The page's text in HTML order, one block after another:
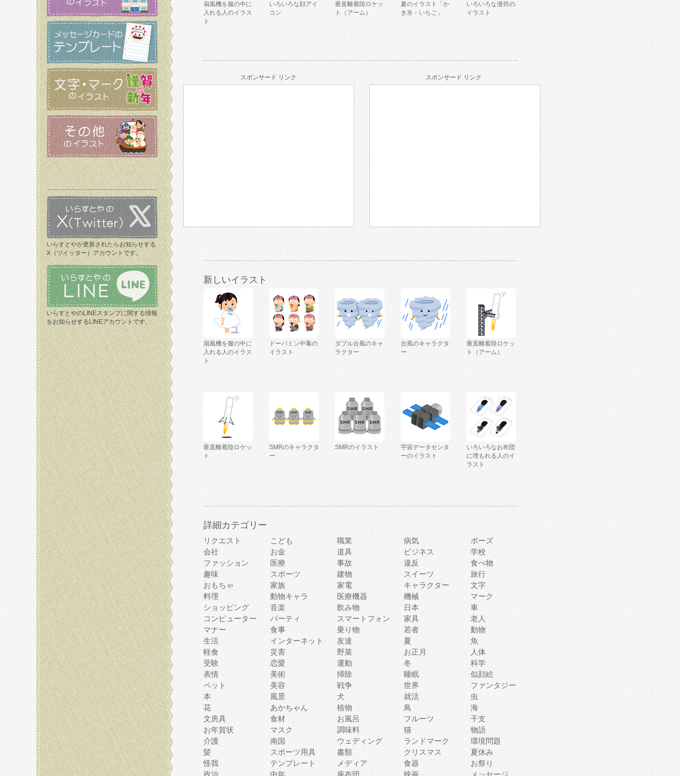
いらすとやが更新されたらお知らせする
X（ツイッター）アカウントです。
いらすとやのLINEスタンプに関する情報
をお知らせするLINEアカウントです。
扇風機を服の中に
入れる人のイラス
ト
いろいろな顔アイ
コン
垂直離着陸ロケッ
ト（アーム）
夏のイラスト「か
き氷・いちご」
いろいろな漫符の
イラスト
スポンサード リンク スポンサード リンク
新しいイラスト
扇風機を服の中に
入れる人のイラス
ト
ドーパミン中毒の
イラスト
ダブル台風のキャ
ラクター
台風のキャラクタ
ー
垂直離着陸ロケッ
ト（アーム）
垂直離着陸ロケッ
ト
SMRのキャラクタ
ー
SMRのイラスト
宇宙データセンタ
ーのイラスト
いろいろなお布団
に埋もれる人のイ
ラスト
詳細カテゴリー
リクエスト こども 職業 病気
ポーズ
会社
お金 道具 ビジネス
学校
ファッション
医療 事故 違反
食べ物
趣味
スポーツ 建物 スイーツ
旅行
おもちゃ
家族 家電 キャラクター
文字
料理
動物キャラ 医療機器 機械
マーク
ショッピング
音楽 飲み物 日本
車
コンピューター
パーティ スマートフォン 家具
老人
マナー
食事 乗り物 若者
動物
生活
インターネット 友達 夏
魚
軽食
災害 野菜 お正月
人体
受験
恋愛 運動 冬
科学
表情
美術 掃除 睡眠
似顔絵
ペット
美容 戦争 世界
ファンタジー
本
風景 犬 就活
虫
花
あかちゃん 植物 鳥
海
文房具
食材 お風呂 フルーツ
干支
お年賀状
マスク 調味料 猫
物語
介護
南国 ウェディング ランドマーク
環境問題
髪
スポーツ用具 書類 クリスマス
夏休み
怪我
テンプレート メディア 食器
お祭り
政治
中年 座布団 映画 メッセージ